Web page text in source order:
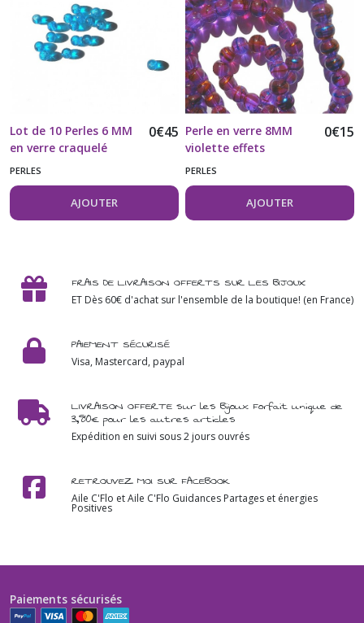
Lot de 10 Perles 6 MM
en verre craquelé
turquoise
0€45
PERLES
AJOUTER
Perle en verre 8MM
violette effets
multicolores vendue à
0€15
PERLES
AJOUTER
FRAIS DE LIVRAISON OFFERTS SUR LES BIJOUX
ET Dès 60€ d'achat sur l'ensemble de la boutique! (en France)
PAIEMENT SÉCURISÉ
Visa, Mastercard, paypal
LIVRAISON OFFERTE sur les Bijoux Forfait unique de
3,80€ pour les autres articles
Expédition en suivi sous 2 jours ouvrés
RETROUVEZ MOI SUR FACEBOOK
Aile C'Flo et Aile C'Flo Guidances Partages et énergies
Positives
Paiements sécurisés